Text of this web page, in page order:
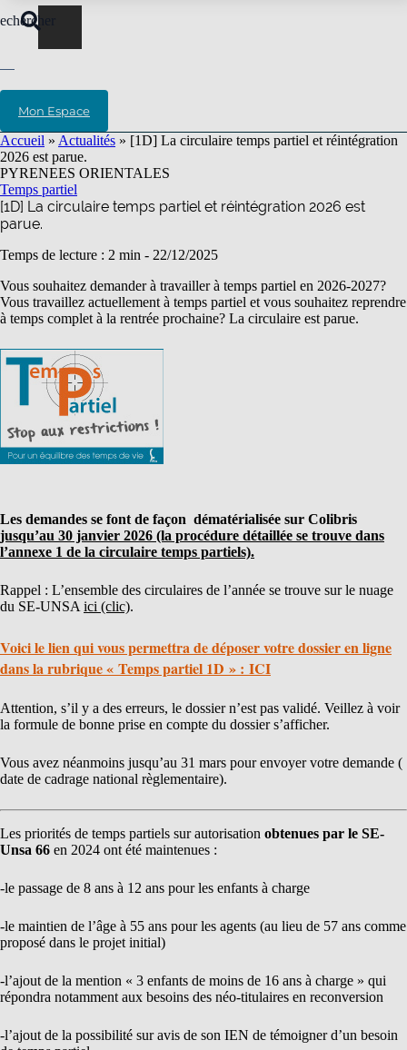
Mon Espace
Accueil » Actualités » [1D] La circulaire temps partiel et réintégration
2026 est parue.
PYRENEES ORIENTALES
Temps partiel
[1D] La circulaire temps partiel et réintégration 2026 est
parue.
Temps de lecture : 2 min - 22/12/2025
Vous souhaitez demander à travailler à temps partiel en 2026-2027?
Vous travaillez actuellement à temps partiel et vous souhaitez reprendre
à temps complet à la rentrée prochaine? La circulaire est parue.
Les demandes se font de façon dématérialisée sur Colibris
jusqu’au 30 janvier 2026 (la procédure détaillée se trouve dans
l’annexe 1 de la circulaire temps partiels).
Rappel : L’ensemble des circulaires de l’année se trouve sur le nuage
du SE-UNSA ici (clic).
Voici le lien qui vous permettra de déposer votre dossier en ligne
dans la rubrique « Temps partiel 1D » : ICI
Attention, s’il y a des erreurs, le dossier n’est pas validé. Veillez à voir
la formule de bonne prise en compte du dossier s’afficher.
Vous avez néanmoins jusqu’au 31 mars pour envoyer votre demande (
date de cadrage national règlementaire).
Les priorités de temps partiels sur autorisation obtenues par le SE-
Unsa 66 en 2024 ont été maintenues :
-le passage de 8 ans à 12 ans pour les enfants à charge
-le maintien de l’âge à 55 ans pour les agents (au lieu de 57 ans comme
proposé dans le projet initial)
-l’ajout de la mention « 3 enfants de moins de 16 ans à charge » qui
répondra notamment aux besoins des néo-titulaires en reconversion
-l’ajout de la possibilité sur avis de son IEN de témoigner d’un besoin